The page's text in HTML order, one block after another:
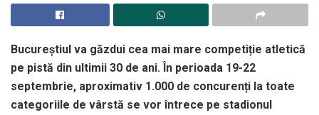
Bucureștiul va găzdui cea mai mare competiție atletică
pe pistă din ultimii 30 de ani. În perioada 19-22
septembrie, aproximativ 1.000 de concurenți la toate
categoriile de vârstă se vor întrece pe stadionul